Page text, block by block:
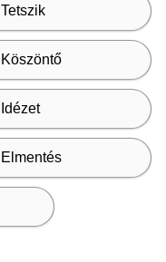
Tetszik
Köszöntő
Idézet
Elmentés